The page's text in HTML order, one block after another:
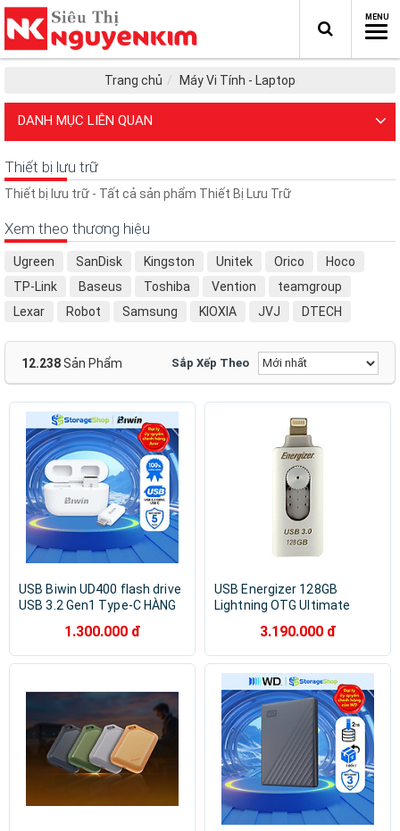
Trang chủ Máy Vi Tính - Laptop
DANH MỤC LIÊN QUAN
Thiết bị lưu trữ
Thiết bị lưu trữ - Tất cả sản phẩm Thiết Bị Lưu Trữ
Xem theo thương hiệu
Ugreen SanDisk Kingston Unitek Orico
Hoco
TP-Link
Baseus Toshiba Vention
teamgroup
Lexar
Robot Samsung KIOXIA JVJ
DTECH
Transcend
HP Lenovo Asus Dell
Earldom
HYPER DRIVE
Verbatim Elecom
TEAM GROUP
Remax
Acer Maxell
Sony
Belkin Energizer JCPAL
Trezor
Acome Apacer
BYKSKI
Huawei
12.238Sản Phẩm Sắp Xếp Theo
USB Biwin UD400 flash drive
USB 3.2 Gen1 Type-C HÀNG
1.300.000 đ
USB Energizer 128GB
Lightning OTG Ultimate
3.190.000 đ